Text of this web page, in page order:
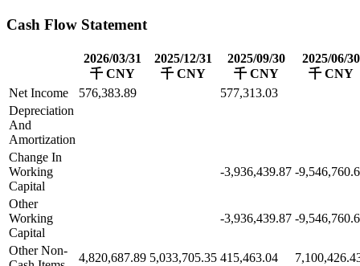
Cash Flow Statement
2026/03/31
千 CNY
2025/12/31
千 CNY
2025/09/30
千 CNY
2025/06/30
千 CNY
Net Income
576,383.89
577,313.03
Depreciation
And
Amortization
Change In
Working
Capital
-3,936,439.87 -
Other
Working
Capital
-3,936,439.87 -
Other Non-
4,820,687.89 5,033,705.35 415,463.04